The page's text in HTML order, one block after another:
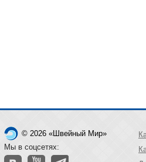
© 2026 «Швейный Мир»
Мы в соцсетях: